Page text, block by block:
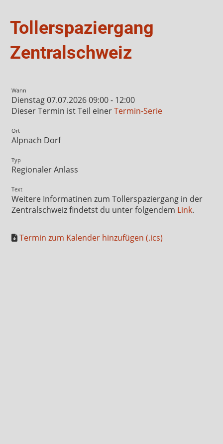
Tollerspaziergang
Zentralschweiz
Wann
Dienstag 07.07.2026 09:00 - 12:00
Dieser Termin ist Teil einerTermin-Serie
Ort
Alpnach Dorf
Typ
Regionaler Anlass
Text
Weitere Informatinen zum Tollerspaziergang in der
Zentralschweiz findetst du unter folgendem Link.
Termin zum Kalender hinzufügen (.ics)